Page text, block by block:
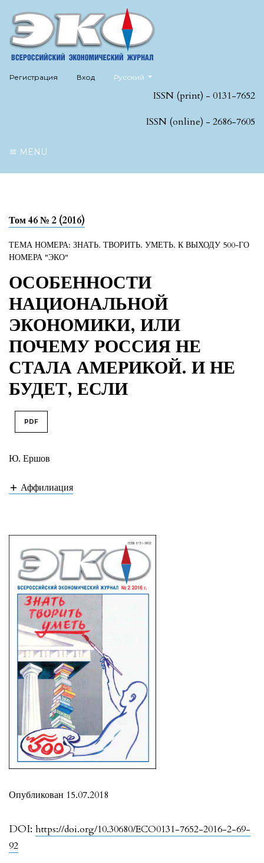
Регистрация Вход Русский
ISSN (print) - 0131-7652
ISSN (online) - 2686-7605
MENU
Том 46 № 2 (2016)
ТЕМА НОМЕРА: ЗНАТЬ. ТВОРИТЬ. УМЕТЬ. К ВЫХОДУ 500-ГО
НОМЕРА "ЭКО"
ОСОБЕННОСТИ
НАЦИОНАЛЬНОЙ
ЭКОНОМИКИ, ИЛИ
ПОЧЕМУ РОССИЯ НЕ
СТАЛА АМЕРИКОЙ. И НЕ
БУДЕТ, ЕСЛИ
PDF
Ю. Ершов
Аффилиация
DOI: https://doi.org/10.30680/ECO0131-7652-2016-2-69-
92
Опубликован 15.07.2018